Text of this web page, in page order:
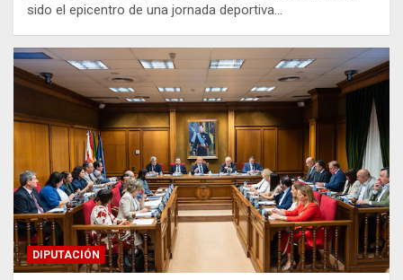
sido el epicentro de una jornada deportiva…
DIPUTACIÓN